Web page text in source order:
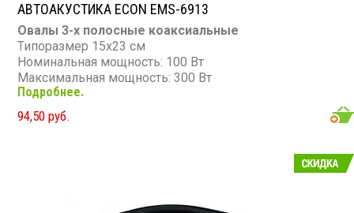
АВТОАКУСТИКА ECON EMS-6913
Овалы 3-х полосные коаксиальные
Типоразмер 15х23 см
Номинальная мощность: 100 Вт
Максимальная мощность: 300 Вт
Диапазон частот: 50 - 20 000 Гц
Чувствительность: 91 дБ
Сопротивление: 4 Ом
Подробнее.
94,50 руб.